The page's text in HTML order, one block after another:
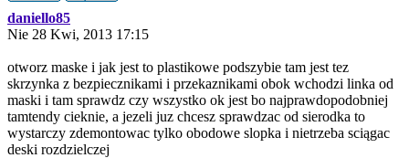
daniello85
Nie 28 Kwi, 2013 17:15
otworz maske i jak jest to plastikowe podszybie tam jest tez
skrzynka z bezpiecznikami i przekaznikami obok wchodzi linka od
maski i tam sprawdz czy wszystko ok jest bo najprawdopodobniej
tamtendy cieknie, a jezeli juz chcesz sprawdzac od sierodka to
wystarczy zdemontowac tylko obodowe slopka i nietrzeba sciągac
deski rozdzielczej